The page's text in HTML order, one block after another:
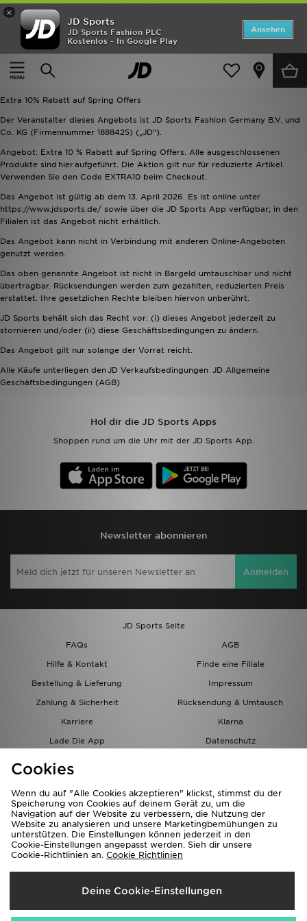
×
JD Sports
JD Sports Fashion PLC
Kostenlos - In Google Play
Ansehen
Startseite
Extra 10% Rabatt auf Spring Offers
Extra 10% Rabatt auf Spring Offers
Extra 10% Rabatt auf Spring Offers
Der Veranstalter dieses Angebots ist JD Sports Fashion Germany B.V. und
Co. KG (Firmennummer 1888425) („JD“).
Angebot: Extra 10 % Rabatt auf Spring Offers. Alle ausgeschlossenen
Produkte sind hier aufgeführt. Die Aktion gilt nur für reduzierte Artikel.
Verwenden Sie den Code EXTRA10 beim Checkout.
Das Angebot ist gültig ab dem 13. April 2026. Es ist online unter
https://www.jdsports.de/ sowie über die JD Sports App verfügbar; in den
Filialen ist das Angebot nicht erhältlich.
Das Angebot kann nicht in Verbindung mit anderen Online-Angeboten
genutzt werden.
Das oben genannte Angebot ist nicht in Bargeld umtauschbar und nicht
übertragbar. Rücksendungen werden zum gezahlten, reduzierten Preis
erstattet. Ihre gesetzlichen Rechte bleiben hiervon unberührt.
JD Sports behält sich das Recht vor: (i) dieses Angebot jederzeit zu
stornieren und/oder (ii) diese Geschäftsbedingungen zu ändern.
Das Angebot gilt nur solange der Vorrat reicht.
Alle Käufe unterliegen den JD Verkaufsbedingungen JD Allgemeine
Geschäftsbedingungen (AGB)
Hol dir die JD Sports Apps
Shoppen rund um die Uhr mit der JD Sports App.
Newsletter abonnieren
Anmelden
JD Sports Seite
FAQs
AGB
Hilfe & Kontakt
Finde eine Filiale
Bestellung & Lieferung
Impressum
Zahlung & Sicherheit
Rücksendung & Umtausch
Karriere
Klarna
Lade Die App
Datenschutz
Lieferung Nach
Österreich
Startseite
ANGEBOTE
Neuheiten
Herren
Damen
Kinder
Bestsellers
JD Exklusives
Lade Die APP
Trending Styles
Cookies
Wenn du auf "Alle Cookies akzeptieren" klickst, stimmst du der
Speicherung von Cookies auf deinem Gerät zu, um die
Navigation auf der Website zu verbessern, die Nutzung der
Website zu analysieren und unsere Marketingbemühungen zu
unterstützen. Die Einstellungen können jederzeit in den
Cookie-Einstellungen angepasst werden. Sieh dir unsere
Cookie-Richtlinien an. Cookie Richtlinien
Deine Cookie-Einstellungen